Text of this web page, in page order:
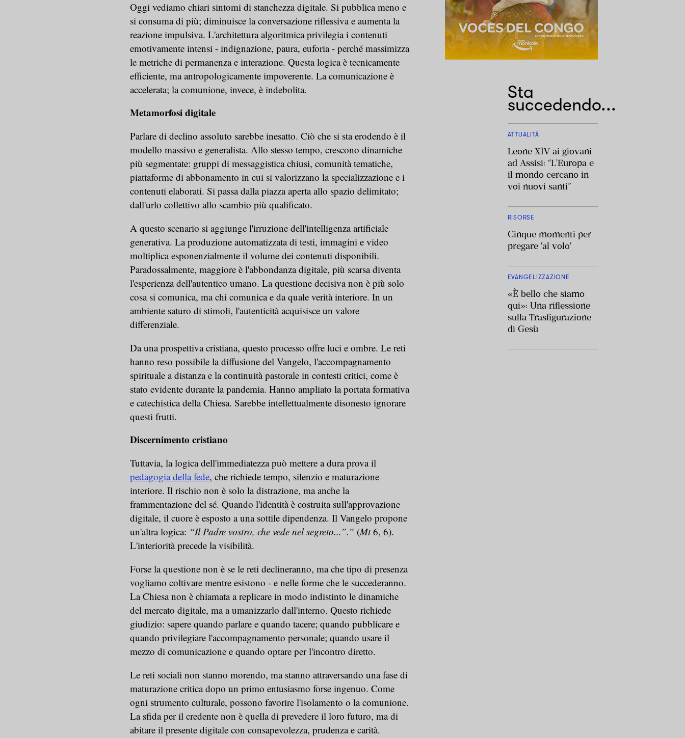
Oggi vediamo chiari sintomi di stanchezza digitale. Si pubblica meno e
si consuma di più; diminuisce la conversazione riflessiva e aumenta la
reazione impulsiva. L'architettura algoritmica privilegia i contenuti
emotivamente intensi - indignazione, paura, euforia - perché massimizza
le metriche di permanenza e interazione. Questa logica è tecnicamente
efficiente, ma antropologicamente impoverente. La comunicazione è
accelerata; la comunione, invece, è indebolita.
Metamorfosi digitale
Parlare di declino assoluto sarebbe inesatto. Ciò che si sta erodendo è il
modello massivo e generalista. Allo stesso tempo, crescono dinamiche
più segmentate: gruppi di messaggistica chiusi, comunità tematiche,
piattaforme di abbonamento in cui si valorizzano la specializzazione e i
contenuti elaborati. Si passa dalla piazza aperta allo spazio delimitato;
dall'urlo collettivo allo scambio più qualificato.
A questo scenario si aggiunge l'irruzione dell'intelligenza artificiale
generativa. La produzione automatizzata di testi, immagini e video
moltiplica esponenzialmente il volume dei contenuti disponibili.
Paradossalmente, maggiore è l'abbondanza digitale, più scarsa diventa
l'esperienza dell'autentico umano. La questione decisiva non è più solo
cosa si comunica, ma chi comunica e da quale verità interiore. In un
ambiente saturo di stimoli, l'autenticità acquisisce un valore
differenziale.
Da una prospettiva cristiana, questo processo offre luci e ombre. Le reti
hanno reso possibile la diffusione del Vangelo, l'accompagnamento
spirituale a distanza e la continuità pastorale in contesti critici, come è
stato evidente durante la pandemia. Hanno ampliato la portata formativa
e catechistica della Chiesa. Sarebbe intellettualmente disonesto ignorare
questi frutti.
Discernimento cristiano
Tuttavia, la logica dell'immediatezza può mettere a dura prova il
pedagogia della fede, che richiede tempo, silenzio e maturazione
interiore. Il rischio non è solo la distrazione, ma anche la
frammentazione del sé. Quando l'identità è costruita sull'approvazione
digitale, il cuore è esposto a una sottile dipendenza. Il Vangelo propone
un'altra logica: “Il Padre vostro, che vede nel segreto...”.” (Mt6, 6).
L'interiorità precede la visibilità.
Forse la questione non è se le reti declineranno, ma che tipo di presenza
vogliamo coltivare mentre esistono - e nelle forme che le succederanno.
La Chiesa non è chiamata a replicare in modo indistinto le dinamiche
del mercato digitale, ma a umanizzarlo dall'interno. Questo richiede
giudizio: sapere quando parlare e quando tacere; quando pubblicare e
quando privilegiare l'accompagnamento personale; quando usare il
mezzo di comunicazione e quando optare per l'incontro diretto.
Le reti sociali non stanno morendo, ma stanno attraversando una fase di
maturazione critica dopo un primo entusiasmo forse ingenuo. Come
ogni strumento culturale, possono favorire l'isolamento o la comunione.
La sfida per il credente non è quella di prevedere il loro futuro, ma di
abitare il presente digitale con consapevolezza, prudenza e carità.
Sta
succedendo...
ATTUALITÀ
Leone XIV ai giovani
ad Assisi: “L’Europa e
il mondo cercano in
voi nuovi santi”
RISORSE
Cinque momenti per
pregare 'al volo'
EVANGELIZZAZIONE
«È bello che siamo
qui»: Una riflessione
sulla Trasfigurazione
di Gesù